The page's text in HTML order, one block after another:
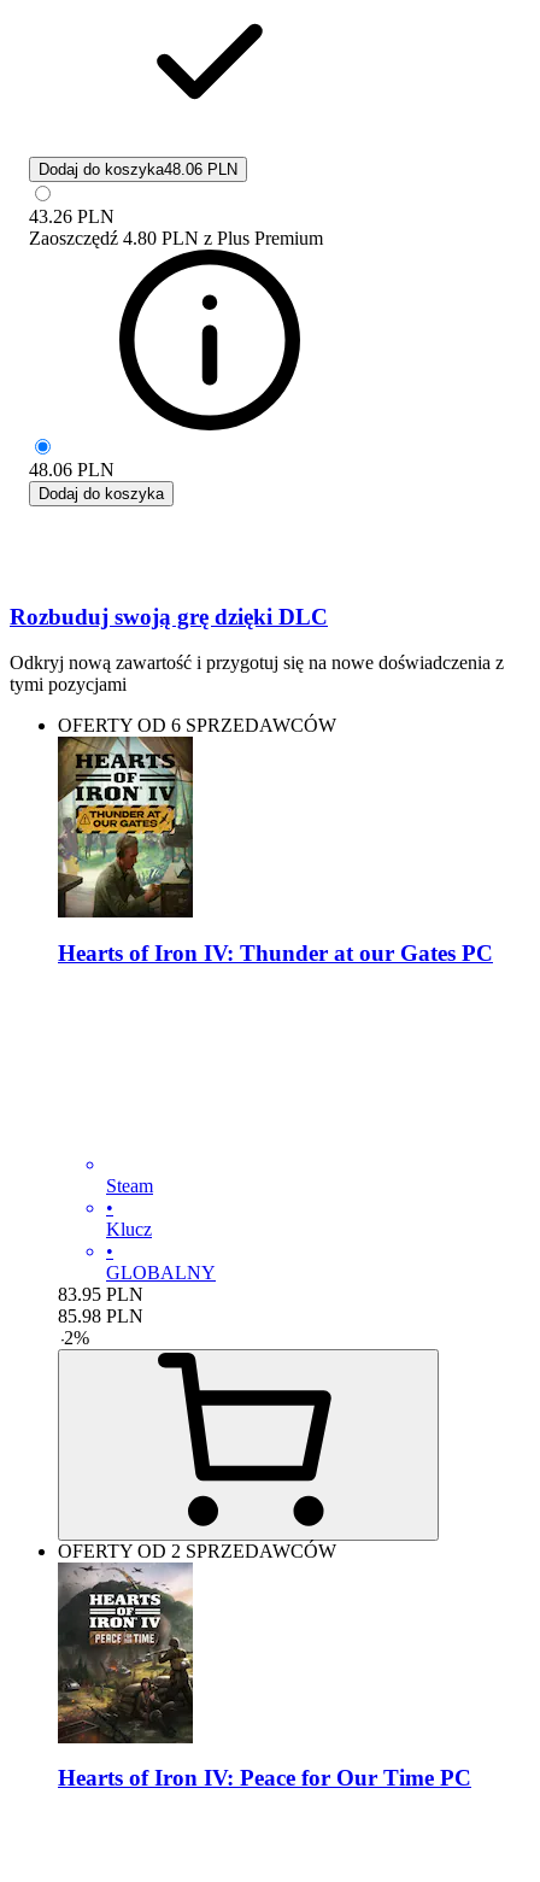
Dodaj do koszyka48.06 PLN
43.26 PLN
Zaoszczędź 4.80 PLN z Plus Premium
48.06 PLN
Dodaj do koszyka
Rozbuduj swoją grę dzięki DLC
Odkryj nową zawartość i przygotuj się na nowe doświadczenia z
tymi pozycjami
OFERTY OD 6 SPRZEDAWCÓW
Hearts of Iron IV: Thunder at our Gates PC
Steam
•
Klucz
•
GLOBALNY
83.95 PLN
85.98 PLN
-2%
OFERTY OD 2 SPRZEDAWCÓW
Hearts of Iron IV: Peace for Our Time PC